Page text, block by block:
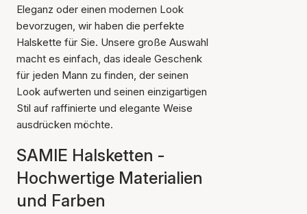
Eleganz oder einen modernen Look
bevorzugen, wir haben die perfekte
Halskette für Sie. Unsere große Auswahl
macht es einfach, das ideale Geschenk
für jeden Mann zu finden, der seinen
Look aufwerten und seinen einzigartigen
Stil auf raffinierte und elegante Weise
ausdrücken möchte.
SAMIE Halsketten -
Hochwertige Materialien
und Farben